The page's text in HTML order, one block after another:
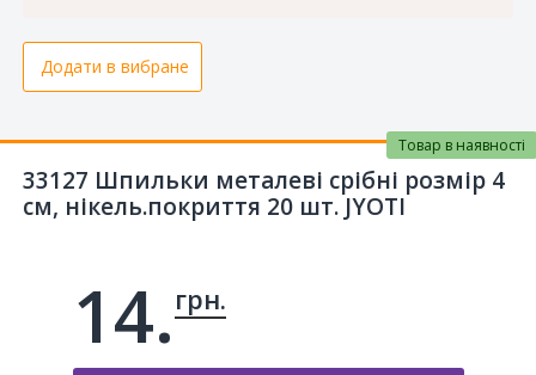
Додати в вибране
33127 Шпильки металеві срібні розмір 4
см, нікель.покриття 20 шт. JYOTI
Товар в наявності
14. грн.